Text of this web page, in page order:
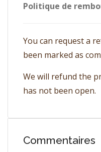
Politique de
You can request a
been marked as
We will refund the
has not been open.
Commentaires